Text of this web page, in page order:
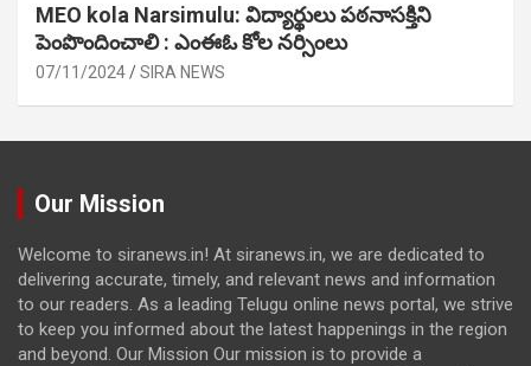
MEO kola Narsimulu: విద్యార్థులు పఠ‌నాసక్తిని
పెంపొందించాలి : ఎంఈఓ కోల నర్సింలు
07/11/2024 SIRA NEWS
Our Mission
Welcome to siranews.in! At siranews.in, we are dedicated to
delivering accurate, timely, and relevant news and information
to our readers. As a leading Telugu online news portal, we strive
to keep you informed about the latest happenings in the region
and beyond. Our Mission Our mission is to provide a